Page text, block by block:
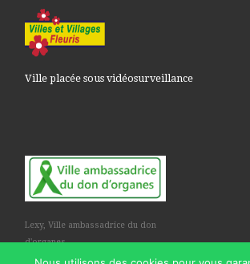
Ville placée sous vidéosurveillance
Lexy, Ville ambassadrice du don
d'organes